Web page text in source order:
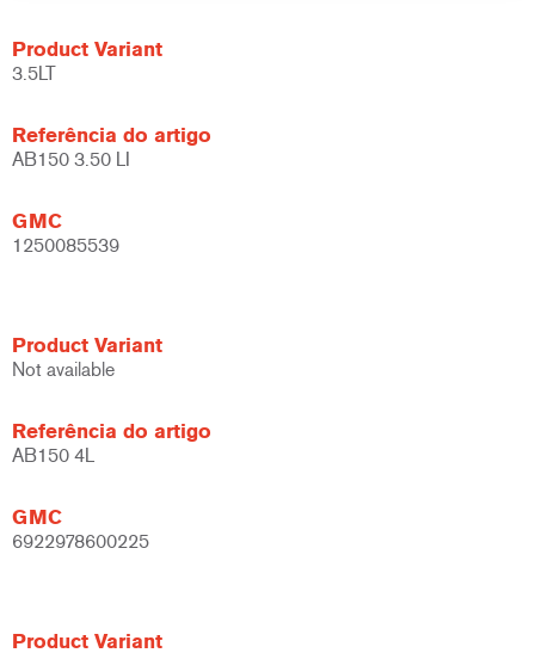
Product Variant
3.5LT
Referência do artigo
AB150 3.50 LI
GMC
1250085539
Product Variant
Not available
Referência do artigo
AB150 4L
GMC
6922978600225
Product Variant